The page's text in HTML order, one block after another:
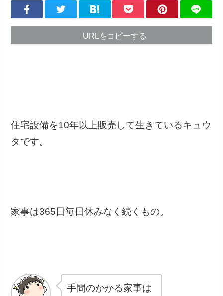
URLをコピーする
住宅設備を10年以上販売して生きているキュウ
タです。
家事は365日毎日休みなく続くもの。
手間のかかる家事は